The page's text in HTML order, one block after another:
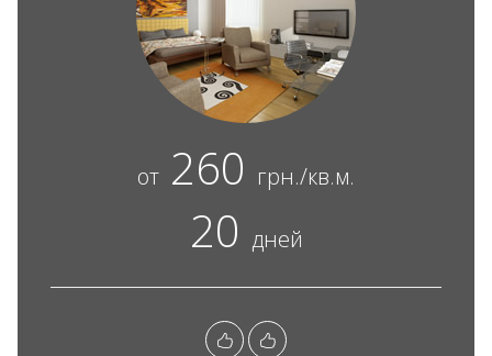
от 260 грн./кв.м.
20 дней